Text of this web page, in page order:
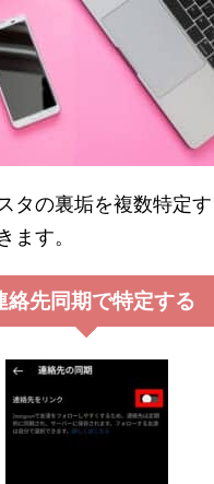
タの裏垢を複数特定
ます。
絡先同期で特定する